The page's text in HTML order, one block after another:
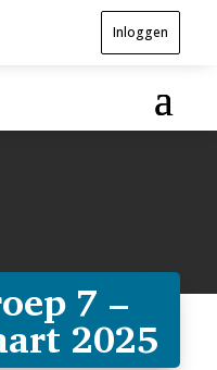
Inloggen
7 –
2025